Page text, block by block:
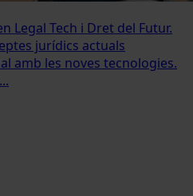
Legal Tech i Dret del Futur.
jurídics actuals
amb les noves tecnologies.